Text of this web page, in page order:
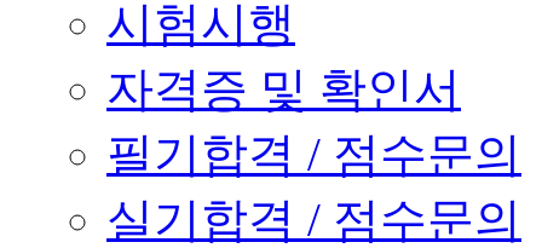
시험시행
자격증 및 확인서
필기합격 / 점수문의
실기합격 / 점수문의